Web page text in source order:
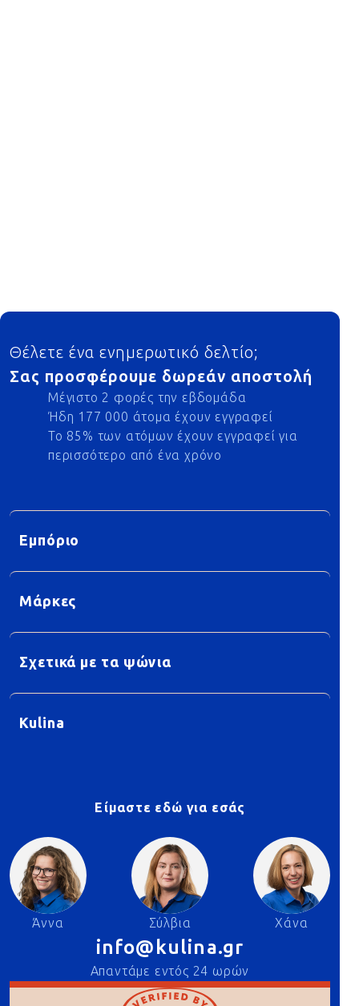
Footer
Θέλετε ένα ενημερωτικό δελτίο;
Σας προσφέρουμε δωρεάν αποστολή
Μέγιστο 2 φορές την εβδομάδα
Ήδη 177 000 άτομα έχουν εγγραφεί
Το 85% των ατόμων έχουν εγγραφεί για
περισσότερο από ένα χρόνο
Εμπόριο
Μάρκες
Σχετικά με τα ψώνια
Kulina
Είμαστε εδώ για εσάς
Άννα Σύλβια Χάνα
info@kulina.gr
Απαντάμε εντός 24 ωρών